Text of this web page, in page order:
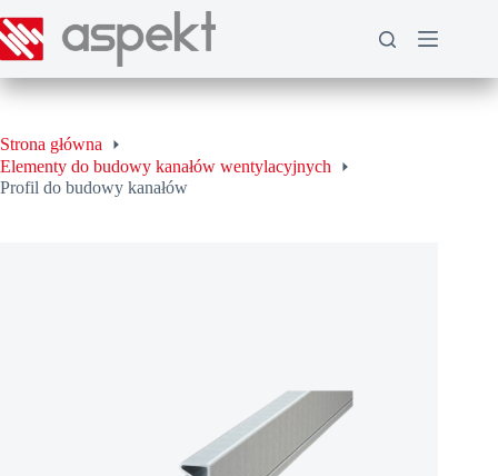
do
treści
Strona główna
Elementy do budowy kanałów wentylacyjnych
Profil do budowy kanałów